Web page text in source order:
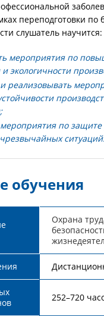
переподготовки по
слушатель научится:
мероприятия по
экологичности
реализовывать
по
ситуаций.
обучения
Охрана
252–720